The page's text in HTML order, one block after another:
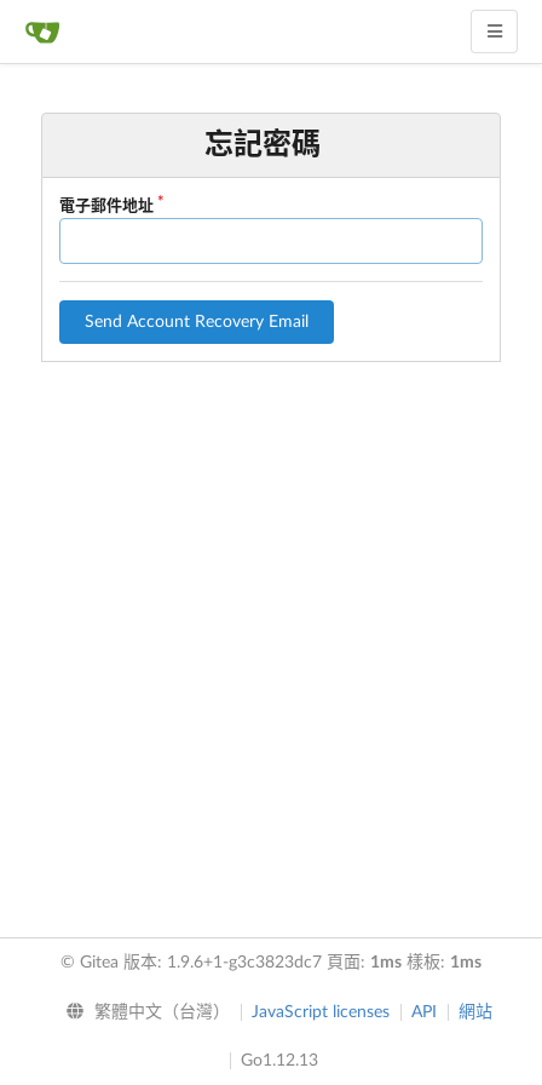
忘記密碼
電子郵件地址
Send Account Recovery Email
© Gitea 版本: 1.9.6+1-g3c3823dc7 頁面: 1ms 樣板: 1ms
繁體中文（台灣） JavaScript licenses API 網站
Go1.12.13